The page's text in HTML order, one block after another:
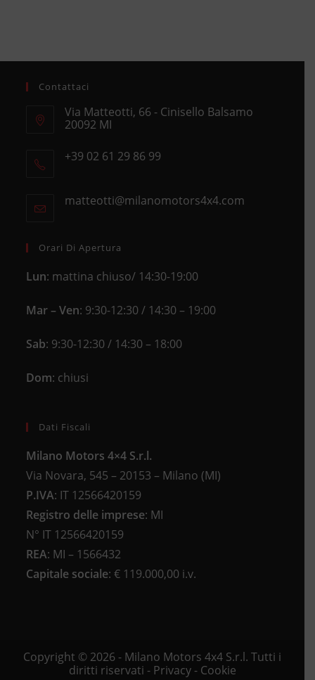
Contattaci
Via Matteotti, 66 - Cinisello Balsamo
20092 MI
in
+39 02 61 29 86 99
your
matteotti@milanomotors4x4.comOpens
Orari Di Apertura
Lun: mattina chiuso/ 14:30-19:00
Mar – Ven: 9:30-12:30 / 14:30 – 19:00
Sab: 9:30-12:30 / 14:30 – 18:00
Dom: chiusi
Dati Fiscali
Milano Motors 4×4 S.r.l.
Via Novara, 545 – 20153 – Milano (MI)
P.IVA: IT 12566420159
Registro delle imprese: MI
N° IT 12566420159
REA: MI – 1566432
Capitale sociale: € 119.000,00 i.v.
Copyright © 2026 - Milano Motors 4x4 S.r.l. Tutti i
diritti riservati - Privacy- Cookie